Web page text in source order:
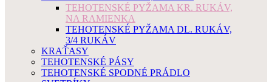
TEHOTENSKÉ PYŽAMA KR. RUKÁV,
NA RAMIENKA
TEHOTENSKÉ PYŽAMA DL. RUKÁV,
3/4 RUKÁV
KRAŤASY
TEHOTENSKÉ PÁSY
TEHOTENSKÉ SPODNÉ PRÁDLO